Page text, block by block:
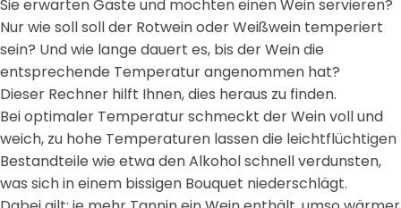
Sie erwarten Gäste und möchten einen Wein servieren?
Nur wie soll soll der Rotwein oder Weißwein temperiert
sein? Und wie lange dauert es, bis der Wein die
entsprechende Temperatur angenommen hat?
Dieser Rechner hilft Ihnen, dies heraus zu finden.
Bei optimaler Temperatur schmeckt der Wein voll und
weich, zu hohe Temperaturen lassen die leichtflüchtigen
Bestandteile wie etwa den Alkohol schnell verdunsten,
was sich in einem bissigen Bouquet niederschlägt.